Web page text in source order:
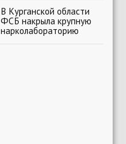
В Курганской области
ФСБ накрыла крупную
нарколабораторию